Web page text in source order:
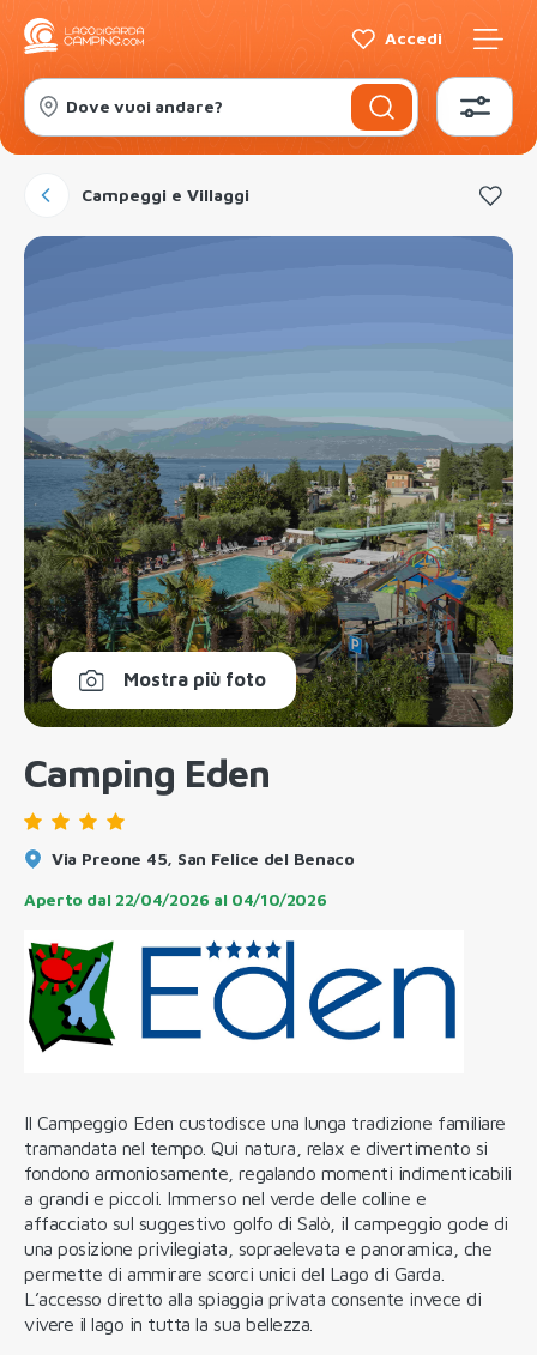
Accedi
Dove vuoi andare?
Campeggi e Villaggi
Mostra più foto
Camping Eden
Via Preone 45, San Felice del Benaco
Aperto dal 22/04/2026 al 04/10/2026
Il Campeggio Eden custodisce una lunga tradizione familiare
tramandata nel tempo. Qui natura, relax e divertimento si
fondono armoniosamente, regalando momenti indimenticabili
a grandi e piccoli. Immerso nel verde delle colline e
affacciato sul suggestivo golfo di Salò, il campeggio gode di
una posizione privilegiata, sopraelevata e panoramica, che
permette di ammirare scorci unici del Lago di Garda.
L’accesso diretto alla spiaggia privata consente invece di
vivere il lago in tutta la sua bellezza.